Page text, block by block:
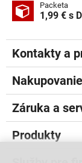
 Packeta
1,99 € s
Kontakty a
Nakupovanie
Záruka a
Produkty